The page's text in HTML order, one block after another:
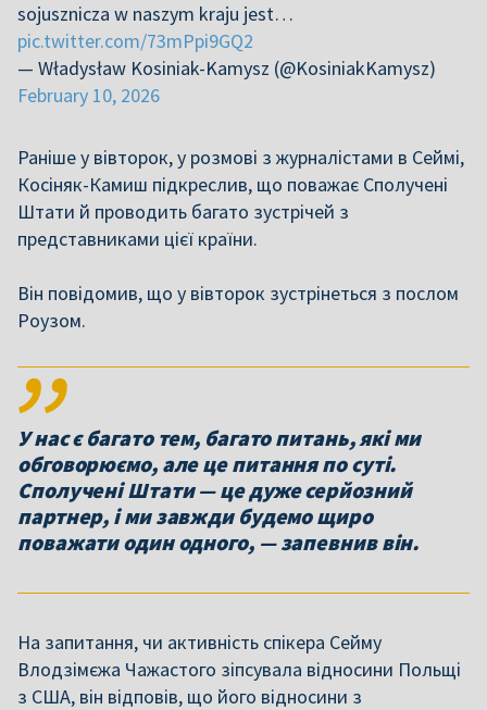
sojusznicza w naszym kraju jest…
pic.twitter.com/73mPpi9GQ2
— Władysław Kosiniak-Kamysz (@KosiniakKamysz)
February 10, 2026
Раніше у вівторок, у розмові з журналістами в Сеймі,
Косіняк-Камиш підкреслив, що поважає Сполучені
Штати й проводить багато зустрічей з
представниками цієї країни.
Він повідомив, що у вівторок зустрінеться з послом
Роузом.
У нас є багато тем, багато питань, які ми
обговорюємо, але це питання по суті.
Сполучені Штати — це дуже серйозний
партнер, і ми завжди будемо щиро
поважати один одного, — запевнив він.
На запитання, чи активність спікера Сейму
Влодзімєжа Чажастого зіпсувала відносини Польщі
з США, він відповів, що його відносини з